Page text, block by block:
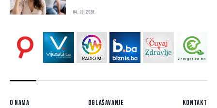
04. 08. 2026.
O nama Oglašavanje Kontakt